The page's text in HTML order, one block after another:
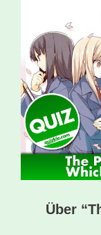
Über